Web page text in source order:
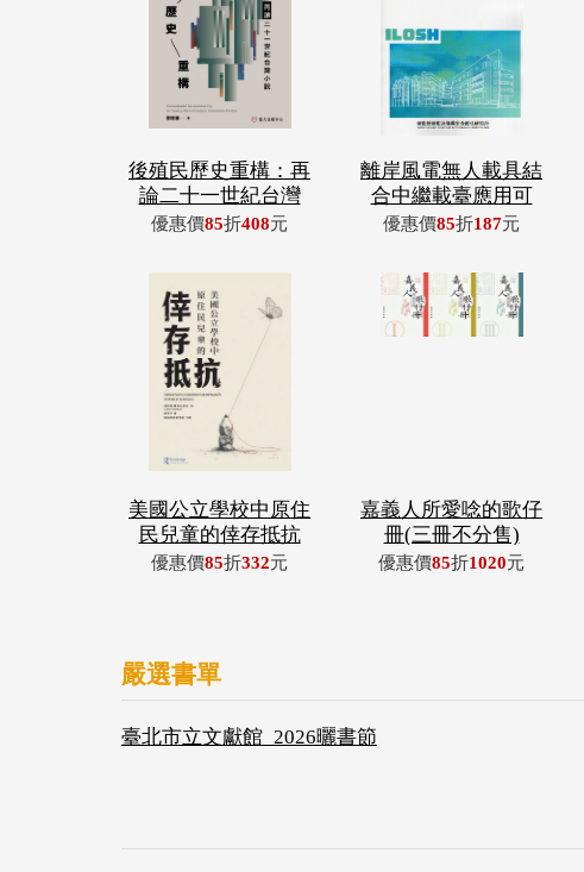
後殖民歷史重構：再
論二十一世紀台灣
優惠價85折408元
離岸風電無人載具結
合中繼載臺應用可
優惠價85折187元
美國公立學校中原住
民兒童的倖存抵抗
優惠價85折332元
嘉義人所愛唸的歌仔
冊(三冊不分售)
優惠價85折1020元
嚴選書單
臺北市立文獻館_2026曬書節